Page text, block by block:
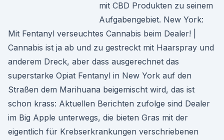
mit CBD Produkten zu seinem
Aufgabengebiet. New York:
Mit Fentanyl verseuchtes Cannabis beim Dealer! |
Cannabis ist ja ab und zu gestreckt mit Haarspray und
anderem Dreck, aber dass ausgerechnet das
superstarke Opiat Fentanyl in New York auf den
Straßen dem Marihuana beigemischt wird, das ist
schon krass: Aktuellen Berichten zufolge sind Dealer
im Big Apple unterwegs, die bieten Gras mit der
eigentlich für Krebserkrankungen verschriebenen